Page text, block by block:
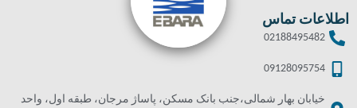
اطلاعات تماس
02188495482
09128095754
خیابان بهار شمالی،جنب بانک مسکن، پاساژ مرجان، طبقه اول، واحد